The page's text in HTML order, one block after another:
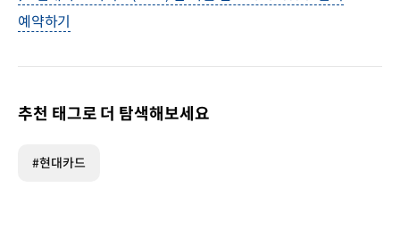
예약하기
추천 태그로 더 탐색해보세요
#현대카드